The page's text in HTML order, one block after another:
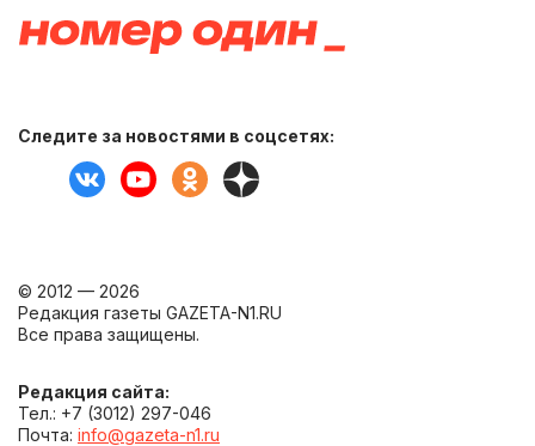
Следите за новостями в соцсетях:
© 2012 — 2026
Редакция газеты GAZETA-N1.RU
Все права защищены.
Редакция сайта:
Тел.: +7 (3012) 297-046
Почта: info@gazeta-n1.ru